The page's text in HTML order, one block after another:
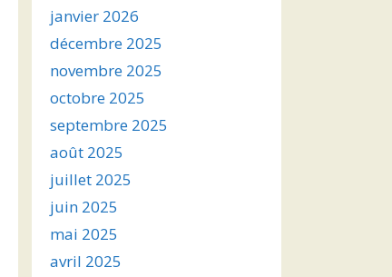
janvier 2026
décembre 2025
novembre 2025
octobre 2025
septembre 2025
août 2025
juillet 2025
juin 2025
mai 2025
avril 2025